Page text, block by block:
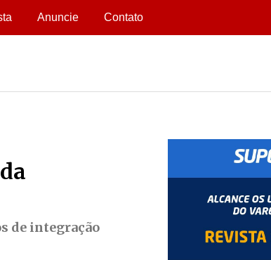
Anuncie Contato
de integração